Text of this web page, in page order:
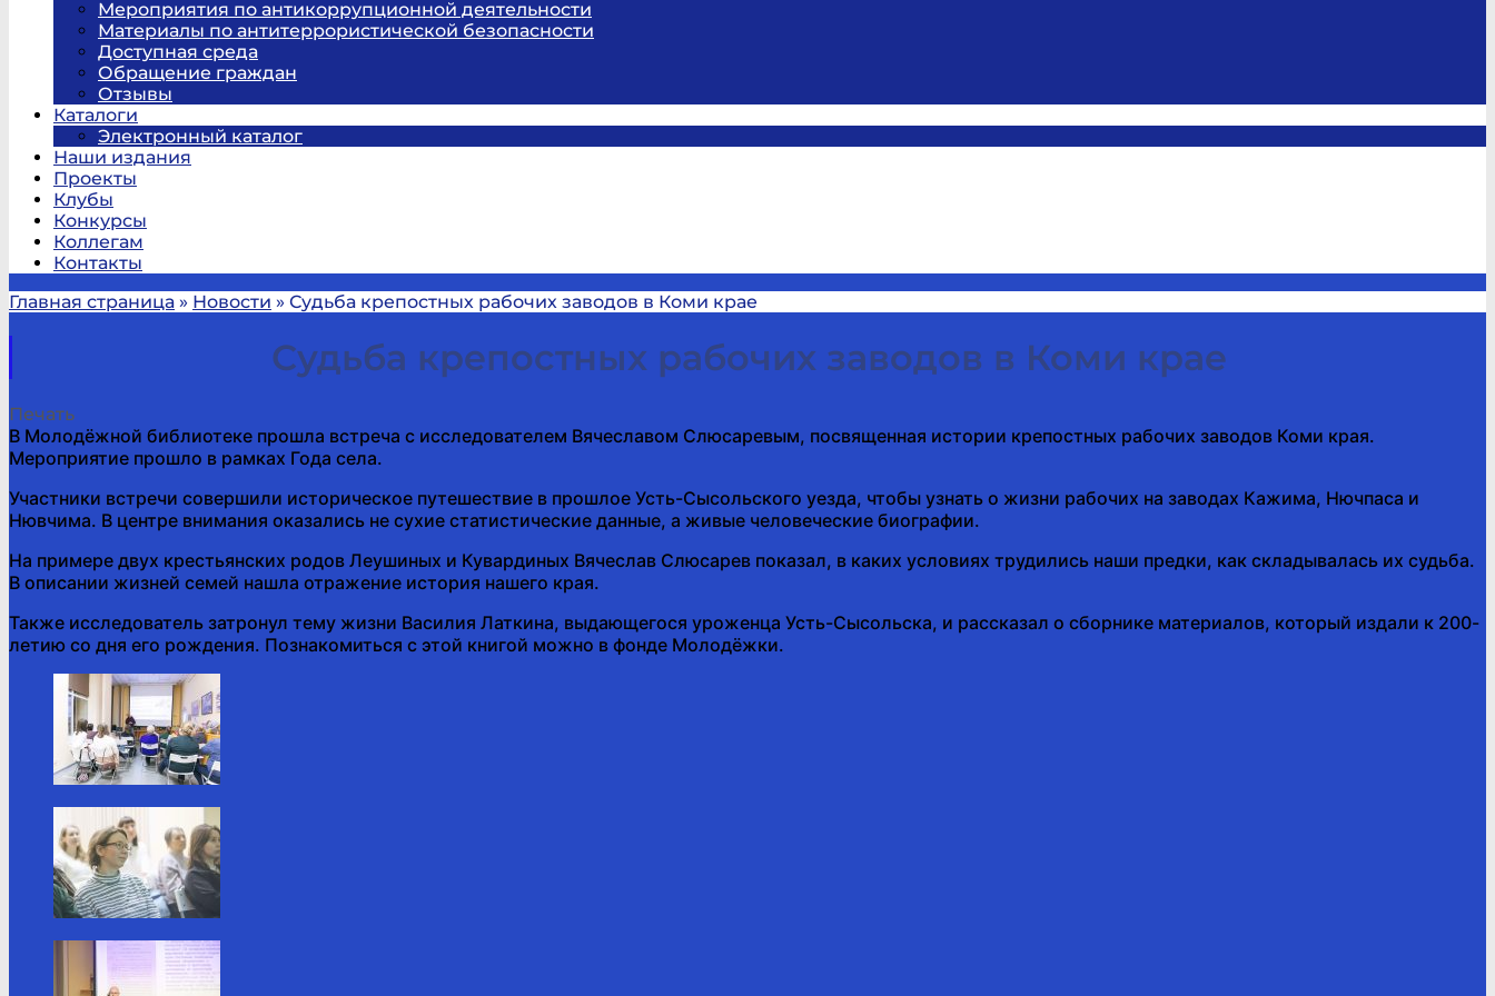
Мероприятия по антикоррупционной деятельности
Материалы по антитеррористической безопасности
Доступная среда
Обращение граждан
Отзывы
Каталоги
Электронный каталог
Наши издания
Проекты
Клубы
Конкурсы
Коллегам
Контакты
Главная страница » Новости » Судьба крепостных рабочих заводов в Коми крае
Судьба крепостных рабочих заводов в Коми крае
Печать
В Молодёжной библиотеке прошла встреча с исследователем Вячеславом Слюсаревым, посвященная истории крепостных рабочих заводов Коми края.
Мероприятие прошло в рамках Года села.
Участники встречи совершили историческое путешествие в прошлое Усть-Сысольского уезда, чтобы узнать о жизни рабочих на заводах Кажима, Нючпаса и
Нювчима. В центре внимания оказались не сухие статистические данные, а живые человеческие биографии.
На примере двух крестьянских родов Леушиных и Кувардиных Вячеслав Слюсарев показал, в каких условиях трудились наши предки, как складывалась их судьба.
В описании жизней семей нашла отражение история нашего края.
Также исследователь затронул тему жизни Василия Латкина, выдающегося уроженца Усть-Сысольска, и рассказал о сборнике материалов, который издали к 200-
летию со дня его рождения. Познакомиться с этой книгой можно в фонде Молодёжки.